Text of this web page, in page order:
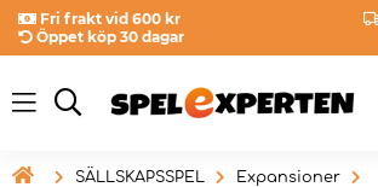
Fri frakt vid 600 kr
Öppet köp 30 dagar
 SÄLLSKAPSSPEL
Expansioner